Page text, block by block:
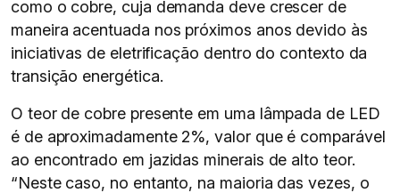
como o cobre, cuja demanda deve crescer de
maneira acentuada nos próximos anos devido às
iniciativas de eletrificação dentro do contexto da
transição energética.
O teor de cobre presente em uma lâmpada de LED
é de aproximadamente 2%, valor que é comparável
ao encontrado em jazidas minerais de alto teor.
“Neste caso, no entanto, na maioria das vezes, o